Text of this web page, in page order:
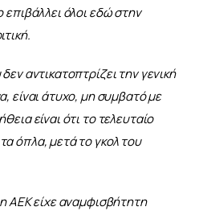
όλοι εδώ στην
αντικατοπτρίζει την γενική
είναι άτυχο, μη συμβατό με
είναι ότι το τελευταίο
όπλα, μετά το γκολ του
ΑΕΚ είχε αναμφισβήτητη